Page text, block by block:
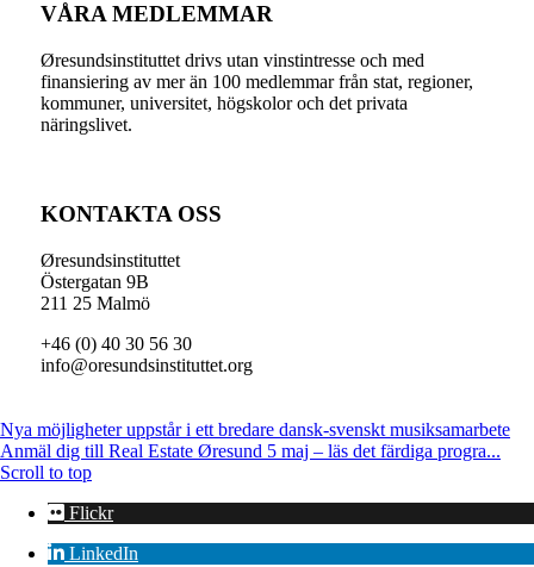
VÅRA MEDLEMMAR
Øresundsinstituttet drivs utan vinst­intresse och med
finansiering av mer än 100 medlemmar från stat, regioner,
kommuner, universitet, högskolor och det privata
näringslivet.
KONTAKTA OSS
Øresundsinstituttet
Östergatan 9B
211 25 Malmö
+46 (0) 40 30 56 30
info@oresundsinstituttet.org
Nya möjligheter uppstår i ett bredare dansk-svenskt musiksamarbete
Anmäl dig till Real Estate Øresund 5 maj – läs det färdiga progra...
Scroll to top
Flickr
LinkedIn